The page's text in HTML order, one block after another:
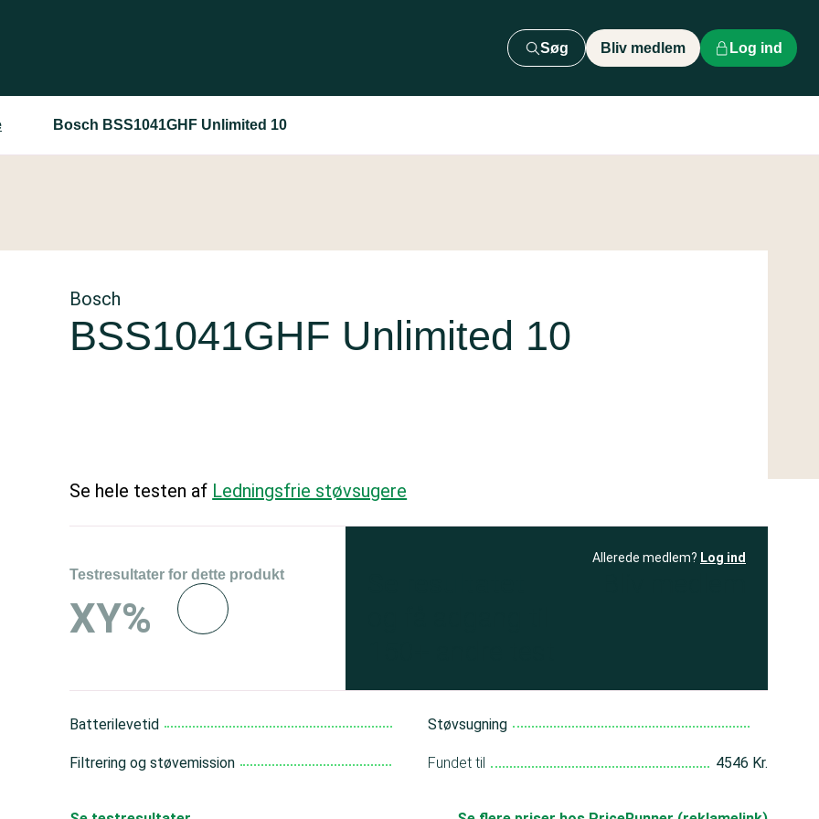
Søg Bliv medlem Log ind
Bosch BSS1041GHF Unlimited 10
Bosch
BSS1041GHF Unlimited 10
Se hele testen af Ledningsfrie støvsugere
Testresultater for dette produkt
XY%
Allerede medlem? Log ind
Batterilevetid
Filtrering og støvemission
Støvsugning
Fundet til 4546 Kr.